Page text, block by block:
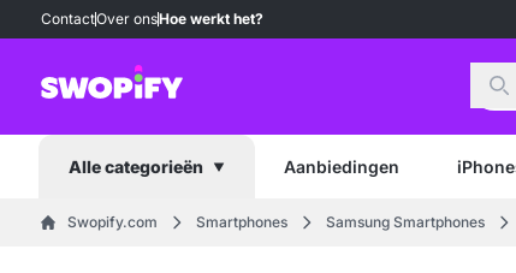
ContactOver onsHoe werkt het?
Alle categorieën Aanbiedingen
Swopify.com Smartphones Samsung Smartphones